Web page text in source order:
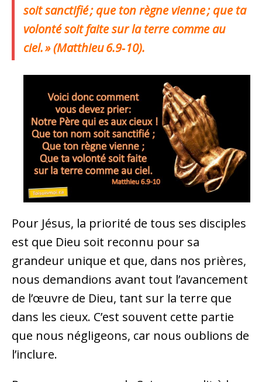
soit sanctifié ; que ton règne vienne ; que ta
volonté soit faite sur la terre comme au
ciel. » (Matthieu 6.9‑10).
Pour Jésus, la priorité de tous ses disciples
est que Dieu soit reconnu pour sa
grandeur unique et que, dans nos prières,
nous demandions avant tout l’avancement
de l’œuvre de Dieu, tant sur la terre que
dans les cieux. C’est souvent cette partie
que nous négligeons, car nous oublions de
l’inclure.